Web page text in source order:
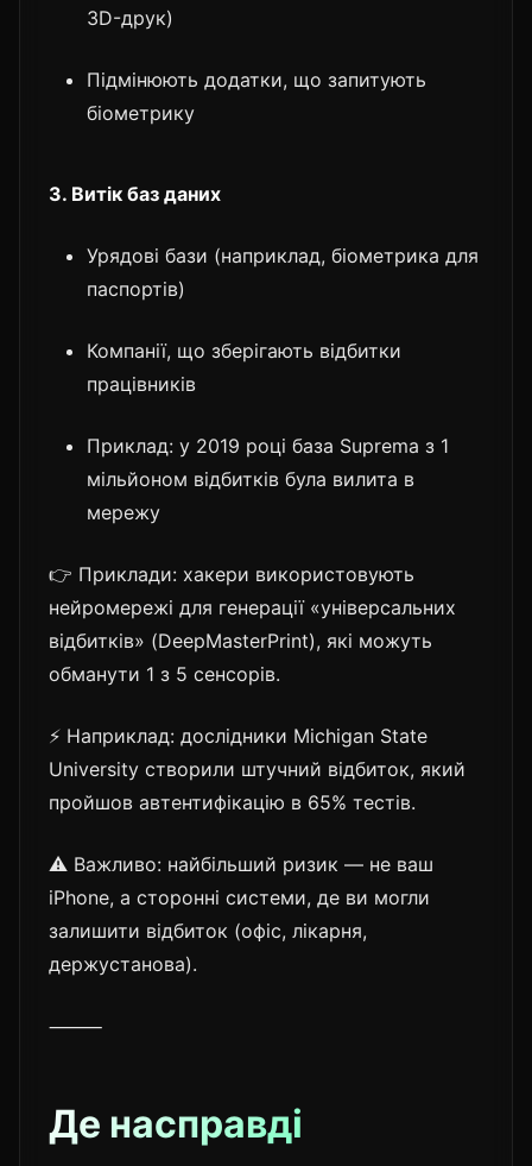
3D-друк)
Підмінюють додатки, що запитують
біометрику
3. Витік баз даних
Урядові бази (наприклад, біометрика для
паспортів)
Компанії, що зберігають відбитки
працівників
Приклад: у 2019 році база Suprema з 1
мільйоном відбитків була вилита в
мережу
👉 Приклади: хакери використовують
нейромережі для генерації «універсальних
відбитків» (DeepMasterPrint), які можуть
обманути 1 з 5 сенсорів.
⚡ Наприклад: дослідники Michigan State
University створили штучний відбиток, який
пройшов автентифікацію в 65% тестів.
⚠️ Важливо: найбільший ризик — не ваш
iPhone, а сторонні системи, де ви могли
залишити відбиток (офіс, лікарня,
держустанова).
⸻
Де насправді